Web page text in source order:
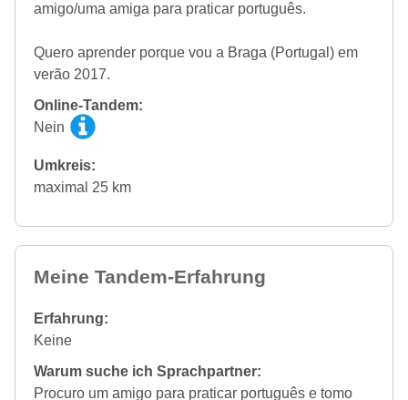
amigo/uma amiga para praticar português.
Quero aprender porque vou a Braga (Portugal) em
verão 2017.
Online-Tandem:
Nein
Umkreis:
maximal 25 km
Meine Tandem-Erfahrung
Erfahrung:
Keine
Warum suche ich Sprachpartner:
Procuro um amigo para praticar português e tomo